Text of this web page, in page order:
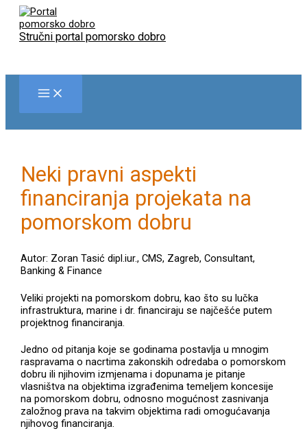
Skip
content
Stručni portal pomorsko dobro
Neki pravni aspekti
financiranja projekata na
pomorskom dobru
Autor: Zoran Tasić dipl.iur., CMS, Zagreb, Consultant,
Banking & Finance
Veliki projekti na pomorskom dobru, kao što su lučka
infrastruktura, marine i dr. financiraju se najčešće putem
projektnog financiranja.
Jedno od pitanja koje se godinama postavlja u mnogim
raspravama o nacrtima zakonskih odredaba o pomorskom
dobru ili njihovim izmjenama i dopunama je pitanje
vlasništva na objektima izgrađenima temeljem koncesije
na pomorskom dobru, odnosno mogućnost zasnivanja
založnog prava na takvim objektima radi omogućavanja
njihovog financiranja.